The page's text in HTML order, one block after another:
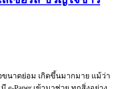
ขนาดย่อม เกิดขึ้นมากมาย แม้ว่า